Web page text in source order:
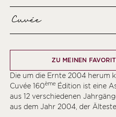
Cuvée
ème
ème
ème
ZU MEINEN
Die um die Ernte 2004 herum
Cuvée 160ème Édition ist eine
aus 12 verschiedenen
aus dem Jahr 2004, der